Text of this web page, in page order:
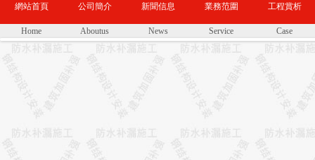
網站首頁 公司簡介 新聞信息 業務范圍 工程賞析
Home Aboutus News Service Case